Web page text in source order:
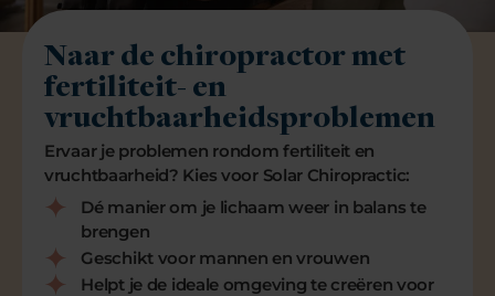
Naar de chiropractor met
fertiliteit- en
vruchtbaarheidsproblemen
Ervaar je problemen rondom fertiliteit en
vruchtbaarheid? Kies voor Solar Chiropractic:
Dé manier om je lichaam weer in balans te
brengen
Geschikt voor mannen en vrouwen
Helpt je de ideale omgeving te creëren voor